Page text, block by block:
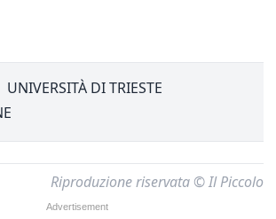
UNIVERSITÀ DI TRIESTE
Riproduzione riservata © Il Piccolo